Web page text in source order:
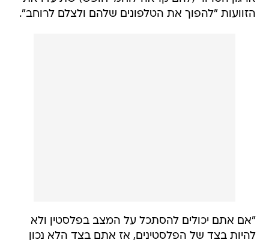
הזוועות "להפוך את הטלפונים שלהם ולצלם לרוחב".
"אם אתם יכולים להסתכל על המצב בפלסטין ולא
להיות בצד של הפלסטינים, אז אתם בצד הלא נכון